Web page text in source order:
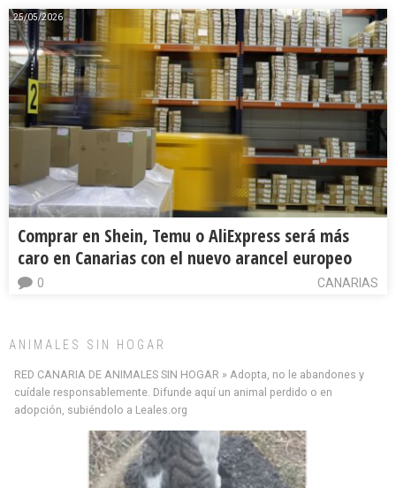
25/05/2026
Comprar en Shein, Temu o AliExpress será más
caro en Canarias con el nuevo arancel europeo
CANARIAS
0
ANIMALES SIN HOGAR
RED CANARIA DE ANIMALES SIN HOGAR » Adopta, no le abandones y
cuídale responsablemente. Difunde aquí un animal perdido o en
adopción, subiéndolo a Leales.org